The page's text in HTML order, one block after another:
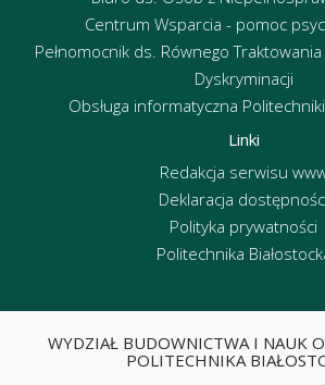
Centrum Wsparcia - pomoc
Pełnomocnik ds. Równego Traktowania
Dyskryminacji
Obsługa informatyczna
Linki
Redakcja serwisu
Deklaracja
Polityka prywatności
Politechnika
WYDZIAŁ BUDOWNICTWA I NAUK
POLITECHNIKA